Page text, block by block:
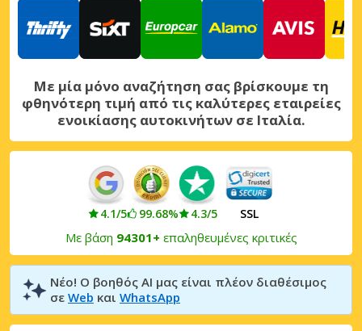
Με μία μόνο αναζήτηση σας βρίσκουμε τη
φθηνότερη τιμή από τις καλύτερες εταιρείες
ενοικίασης αυτοκινήτων σε Ιταλία.
4.1/5 99.68% 4.3/5 SSL
Με βάση 94301+ επαληθευμένες κριτικές
Νέο! Ο βοηθός AI μας είναι πλέον διαθέσιμος
σε Web και WhatsApp